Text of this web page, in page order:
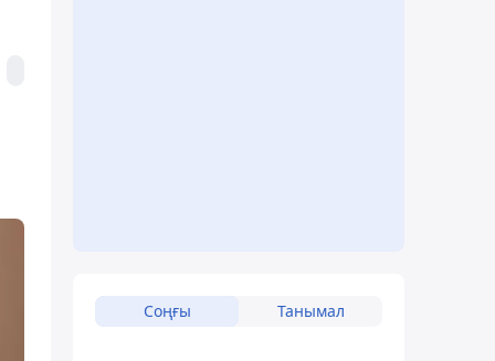
Соңғы Танымал